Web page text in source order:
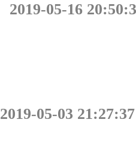
2019-05-16
2019-05-03 21:27:37